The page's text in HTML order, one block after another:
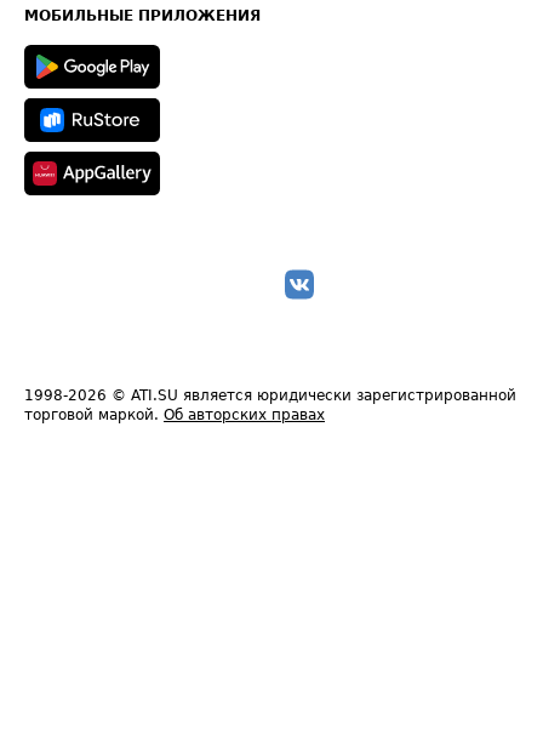
Техническая информация
МОБИЛЬНЫЕ ПРИЛОЖЕНИЯ
1998-2026 © ATI.SU является юридически зарегистрированной
торговой маркой. Об авторских правах